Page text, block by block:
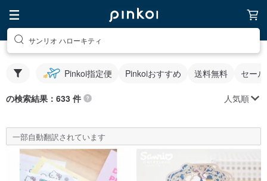
サンリオ ハローキティ
Pinkoi指定便 Pinkoiおすすめ 送料無料 セー
の検索結果：633 件 人気順
一部自動翻訳されています